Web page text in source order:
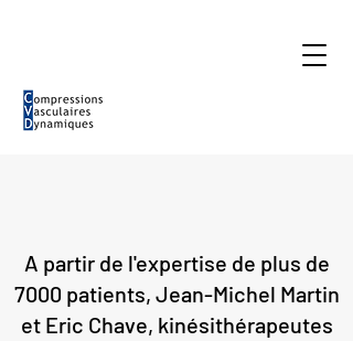
A partir de l'expertise de plus de
7000 patients, Jean-Michel Martin
et Eric Chave, kinésithérapeutes